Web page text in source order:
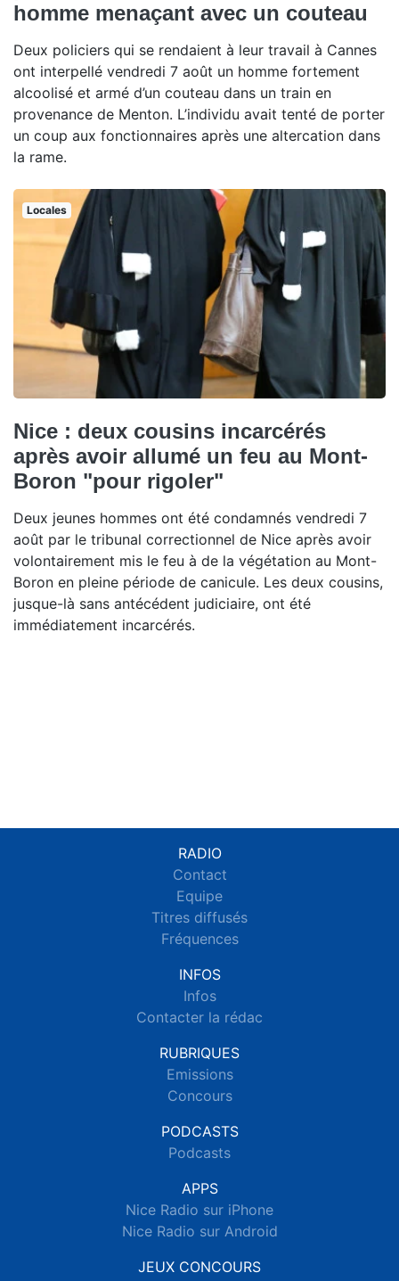
homme menaçant avec un couteau
Deux policiers qui se rendaient à leur travail à Cannes
ont interpellé vendredi 7 août un homme fortement
alcoolisé et armé d’un couteau dans un train en
provenance de Menton. L’individu avait tenté de porter
un coup aux fonctionnaires après une altercation dans
la rame.
Locales
Nice : deux cousins incarcérés
après avoir allumé un feu au Mont-
Boron "pour rigoler"
Deux jeunes hommes ont été condamnés vendredi 7
août par le tribunal correctionnel de Nice après avoir
volontairement mis le feu à de la végétation au Mont-
Boron en pleine période de canicule. Les deux cousins,
jusque-là sans antécédent judiciaire, ont été
immédiatement incarcérés.
RADIO
Contact
Equipe
Titres diffusés
Fréquences
INFOS
Infos
Contacter la rédac
RUBRIQUES
Emissions
Concours
PODCASTS
Podcasts
APPS
Nice Radio sur iPhone
Nice Radio sur Android
JEUX CONCOURS